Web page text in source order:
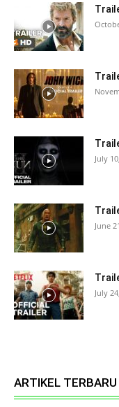
July
June
July
ARTIKEL TERBARU